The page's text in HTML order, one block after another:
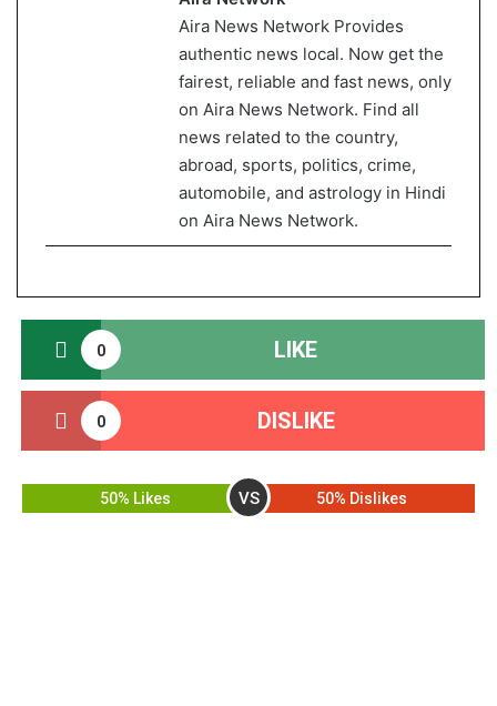
Aira News Network Provides
authentic news local. Now get the
fairest, reliable and fast news, only
on Aira News Network. Find all
news related to the country,
abroad, sports, politics, crime,
automobile, and astrology in Hindi
on Aira News Network.
0 LIKE
0 DISLIKE
50% Likes VS 50% Dislikes